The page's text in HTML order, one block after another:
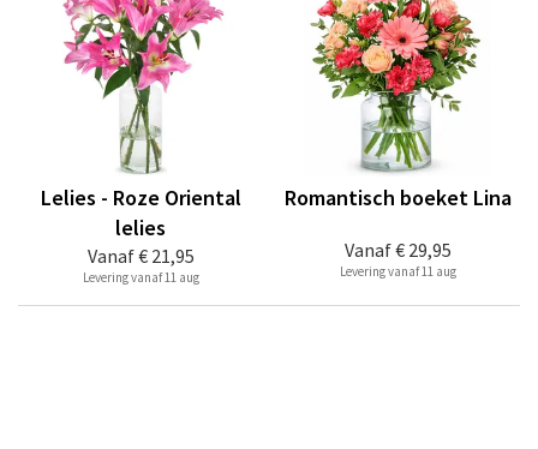
Vanaf€ 21,95
Lelies - Roze Oriental
lelies
Levering vanaf 11 aug
Vanaf€ 29,95
Romantisch boeket Lina
Levering vanaf 11 aug